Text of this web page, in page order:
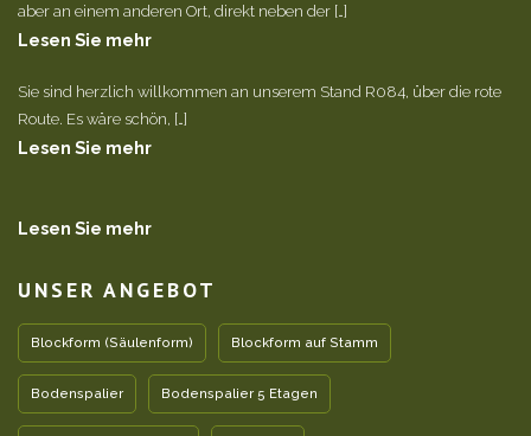
aber an einem anderen Ort, direkt neben der […]
Lesen Sie mehr
Sie sind herzlich willkommen an unserem Stand R084, über die rote
Route. Es wäre schön, […]
Lesen Sie mehr
Lesen Sie mehr
UNSER ANGEBOT
Blockform (Säulenform) Blockform auf Stamm
Bodenspalier Bodenspalier 5 Etagen